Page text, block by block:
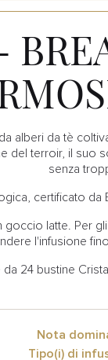
alberi da tè
del terroir, il
senza
certificato
latte. Per
l'infusione
24 bustine
Nota
Tipo(i) di